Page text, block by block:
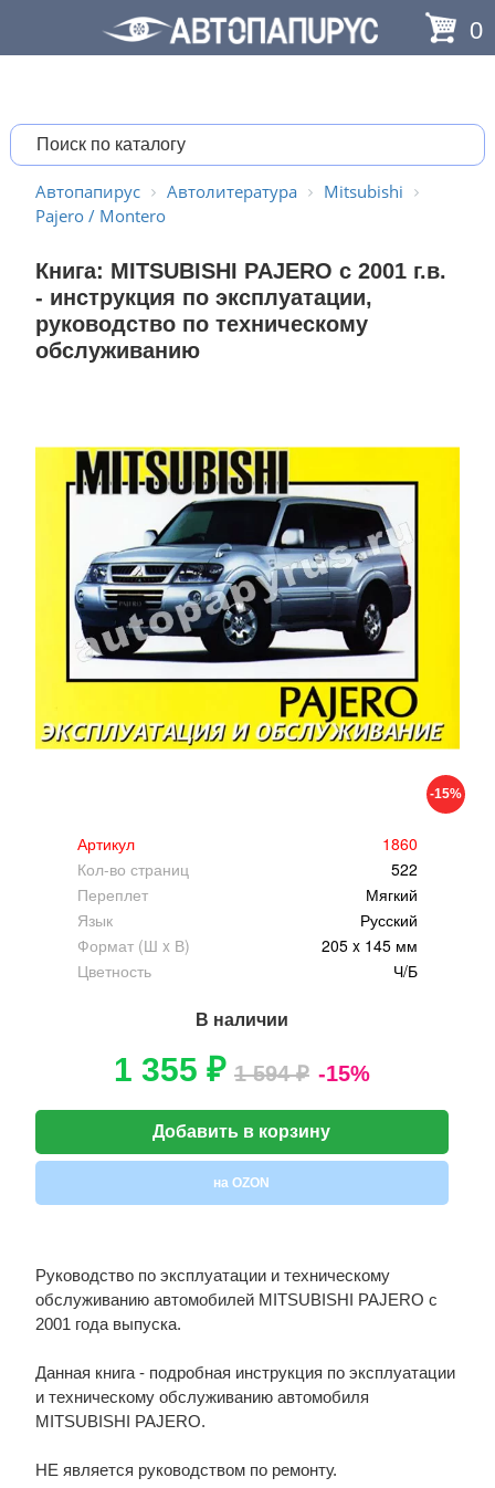
0
Автопапирус Автолитература
Mitsubishi
Pajero / Montero
Книга: MITSUBISHI PAJERO c 2001 г.в.
- инструкция по эксплуатации,
руководство по техническому
обслуживанию
-15%
Артикул
1860
Кол-во страниц
522
Переплет
Мягкий
Язык
Русский
Формат (Ш x В)
205 x 145 мм
Цветность
Ч/Б
В наличии
1 355 ₽ 1 594 ₽ -15%
Добавить в корзину
на OZON
Руководство по эксплуатации и техническому
обслуживанию автомобилей MITSUBISHI PAJERO c
2001 года выпуска.
Данная книга - подробная инструкция по эксплуатации
и техническому обслуживанию автомобиля
MITSUBISHI PAJERO.
НЕ является руководством по ремонту.